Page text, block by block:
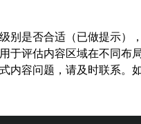
别是否合适（已做提示）
于评估内容区域在不同布
内容问题，请及时联系。